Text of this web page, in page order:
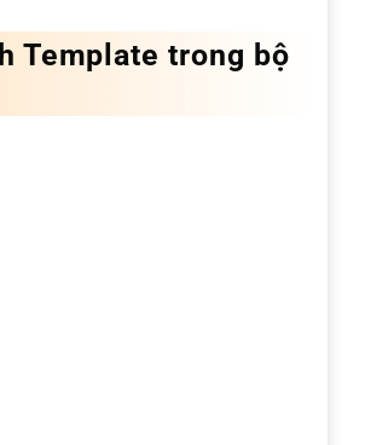
Template trong bộ